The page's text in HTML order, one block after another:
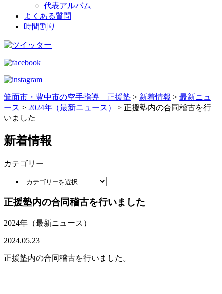
代表アルバム
よくある質問
時間割り
箕面市・豊中市の空手指導 正援塾 > 新着情報 > 最新ニュ
ース > 2024年（最新ニュース） > 正援塾内の合同稽古を行
いました
新着情報
カテゴリー
正援塾内の合同稽古を行いました
2024年（最新ニュース）
2024.05.23
正援塾内の合同稽古を行いました。